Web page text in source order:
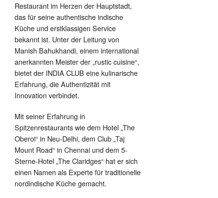
Restaurant im Herzen der Hauptstadt,
das für seine authentische indische
Küche und erstklassigen Service
bekannt ist. Unter der Leitung von
Manish Bahukhandi, einem international
anerkannten Meister der „rustic cuisine“,
bietet der INDIA CLUB eine kulinarische
Erfahrung, die Authentizität mit
Innovation verbindet.
Mit seiner Erfahrung in
Spitzenrestaurants wie dem Hotel „The
Oberoi“ in Neu-Delhi, dem Club „Taj
Mount Road“ in Chennai und dem 5-
Sterne-Hotel „The Claridges“ hat er sich
einen Namen als Experte für traditionelle
nordindische Küche gemacht.